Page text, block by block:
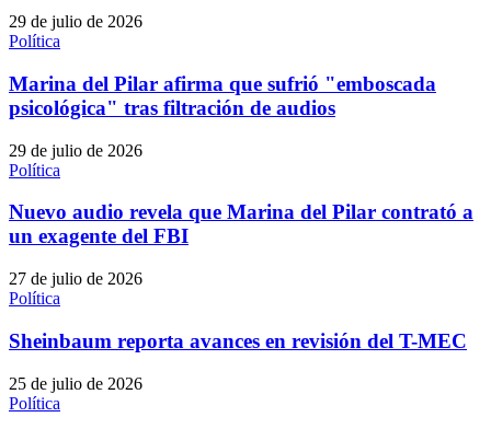
29 de julio de 2026
Política
Marina del Pilar afirma que sufrió "emboscada
psicológica" tras filtración de audios
29 de julio de 2026
Política
Nuevo audio revela que Marina del Pilar contrató a
un exagente del FBI
27 de julio de 2026
Política
Sheinbaum reporta avances en revisión del T-MEC
25 de julio de 2026
Política